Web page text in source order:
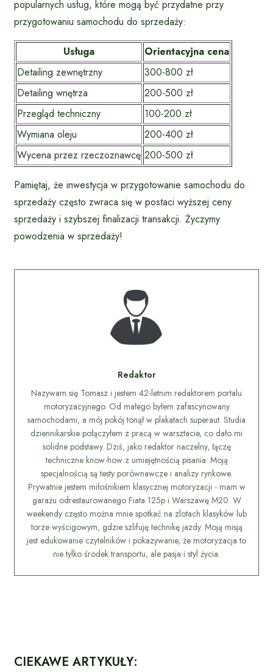
popularnych usług, które mogą być przydatne przy
przygotowaniu samochodu do sprzedaży:
Usługa
Orientacyjna cena
Detailing zewnętrzny
300-800 zł
Detailing wnętrza
200-500 zł
Przegląd techniczny
100-200 zł
Wymiana oleju
200-400 zł
Wycena przez rzeczoznawcę 200-500 zł
Pamiętaj, że inwestycja w przygotowanie samochodu do
sprzedaży często zwraca się w postaci wyższej ceny
sprzedaży i szybszej finalizacji transakcji. Życzymy
powodzenia w sprzedaży!
Redaktor
Nazywam się Tomasz i jestem 42-letnim redaktorem portalu
motoryzacyjnego. Od małego byłem zafascynowany
samochodami, a mój pokój tonął w plakatach superaut. Studia
dziennikarskie połączyłem z pracą w warsztacie, co dało mi
solidne podstawy. Dziś, jako redaktor naczelny, łączę
techniczne know-how z umiejętnością pisania. Moją
specjalnością są testy porównawcze i analizy rynkowe.
Prywatnie jestem miłośnikiem klasycznej motoryzacji - mam w
garażu odrestaurowanego Fiata 125p i Warszawę M20. W
weekendy często można mnie spotkać na zlotach klasyków lub
torze wyścigowym, gdzie szlifuję technikę jazdy. Moją misją
jest edukowanie czytelników i pokazywanie, że motoryzacja to
nie tylko środek transportu, ale pasja i styl życia.
CIEKAWE ARTYKUŁY: